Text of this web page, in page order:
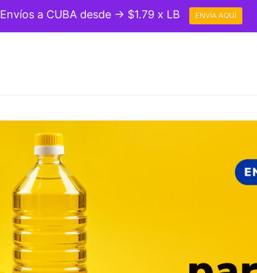
Envíos a CUBA desde → $1.79 x LB ENVÍA AQUÍ